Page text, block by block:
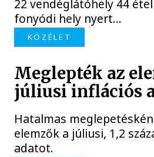
22 vendéglátóhely 44
fonyódi hely nyert...
KÖZÉLET
Meglepték az
júliusi inflációs
Hatalmas
elemzők a júliusi, 1,2
adatot.